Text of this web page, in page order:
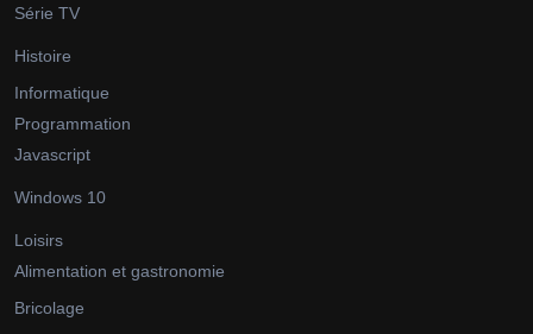
Série TV
Histoire
Informatique
Programmation
Javascript
Windows 10
Loisirs
Alimentation et gastronomie
Bricolage